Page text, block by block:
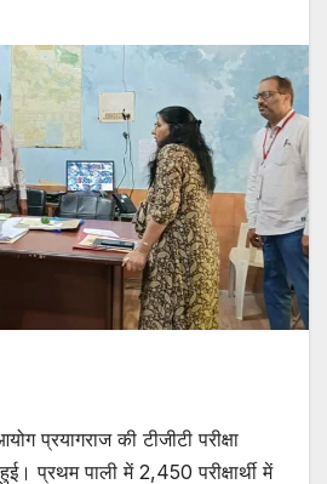
प्रयागराज की टीजीटी परीक्षा
प्रथम पाली में 2,450 परीक्षार्थी में